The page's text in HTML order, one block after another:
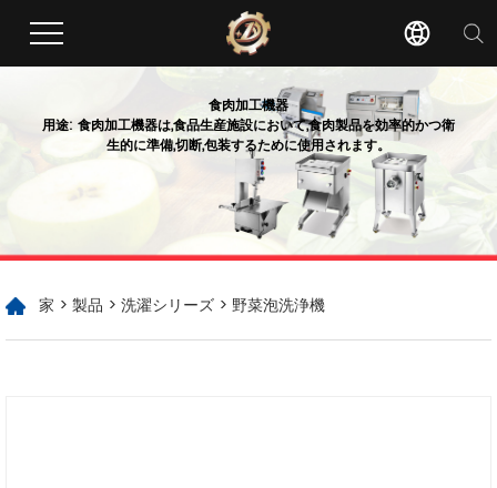
食肉加工機器
用途: 食肉加工機器は,食品生産施設において,食肉製品を効率的かつ衛
生的に準備,切断,包装するために使用されます。
家 > 製品 > 洗濯シリーズ > 野菜泡洗浄機